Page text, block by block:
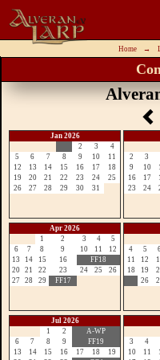
Home
Jan 2026
2
3
4
5
6 7 8 9 10
11
12
13 14 15 16 17
18
19
20 21 22 23 24
25
26
27 28 29 30 31
2
3
9
10
16
17
23
24
Apr 2026
1
2 3 4
5
6
7 8 9 10 11
12
13
14 15 16
FF18
20 21 22 23 24 25
26
27 28 29 FF17
4
5
11
12
18
19
26
Jul 2026
1
2
A-WP
6
7 8 9
FF19
13
14 15 16 17 18
19
3
4
10
11